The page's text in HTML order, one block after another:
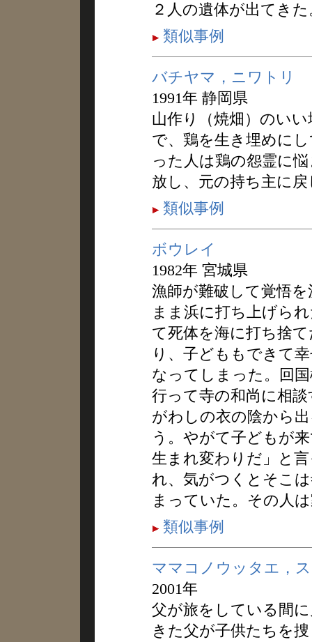
２人の遺体が出てきた
類似事例
バチヤマ，ニワトリ
1991年 静岡県
山作り（焼畑）のい
で、鶏を生き埋めに
った人は鶏の怨霊に
放し、元の持ち主に
類似事例
ボウレイ
1982年 宮城県
漁師が難破して覚悟
まま浜に打ち上げら
て死体を海に打ち捨
り、子どももできて
なってしまった。回
行って寺の和尚に相
がわしの衣の陰から
う。やがて子どもが
生まれ変わりだ」と
れ、気がつくとそこ
まっていた。その人
類似事例
ママコノウッタエ，
2001年
父が旅をしている間
きた父が子供たちを